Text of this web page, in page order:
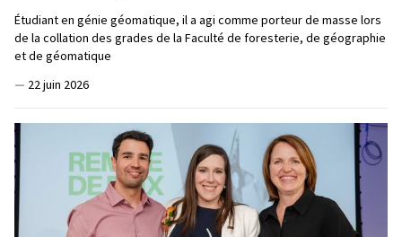
Étudiant en génie géomatique, il a agi comme porteur de masse lors
de la collation des grades de la Faculté de foresterie, de géographie
et de géomatique
— 22 juin 2026